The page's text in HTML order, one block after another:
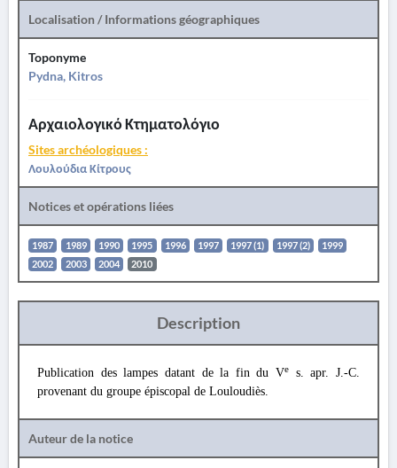
Localisation / Informations géographiques
Toponyme
Pydna, Kitros
Αρχαιολογικό Κτηματολόγιο
Sites archéologiques :
Λουλούδια Κίτρους
Notices et opérations liées
1987 1989 1990 1995 1996 1997 1997 (1) 1997 (2)
1999
2002
2003 2004 2010
Description
Publication des lampes datant de la fin du Ve
s. apr. J.-C.
provenant du groupe épiscopal de Louloudiès.
Auteur de la notice